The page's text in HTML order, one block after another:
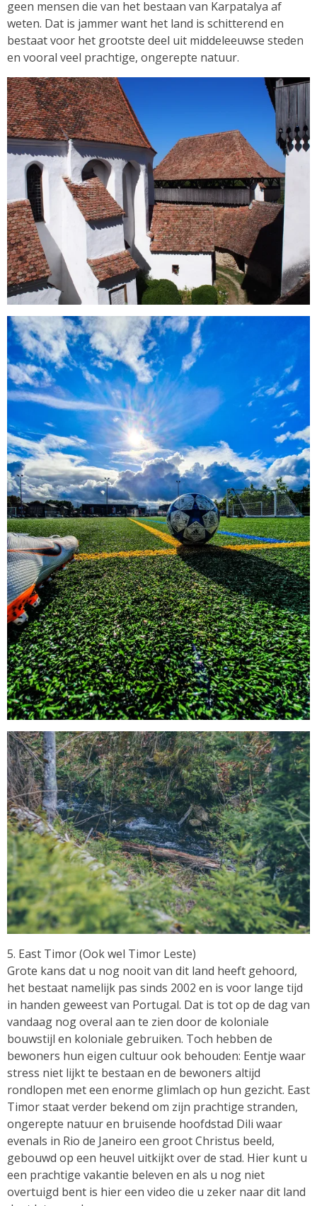
geen mensen die van het bestaan van Karpatalya af
weten. Dat is jammer want het land is schitterend en
bestaat voor het grootste deel uit middeleeuwse steden
en vooral veel prachtige, ongerepte natuur.
5. East Timor (Ook wel Timor Leste)
Grote kans dat u nog nooit van dit land heeft gehoord,
het bestaat namelijk pas sinds 2002 en is voor lange tijd
in handen geweest van Portugal. Dat is tot op de dag van
vandaag nog overal aan te zien door de koloniale
bouwstijl en koloniale gebruiken. Toch hebben de
bewoners hun eigen cultuur ook behouden: Eentje waar
stress niet lijkt te bestaan en de bewoners altijd
rondlopen met een enorme glimlach op hun gezicht. East
Timor staat verder bekend om zijn prachtige stranden,
ongerepte natuur en bruisende hoofdstad Dili waar
evenals in Rio de Janeiro een groot Christus beeld,
gebouwd op een heuvel uitkijkt over de stad. Hier kunt u
een prachtige vakantie beleven en als u nog niet
overtuigd bent is hier een video die u zeker naar dit land